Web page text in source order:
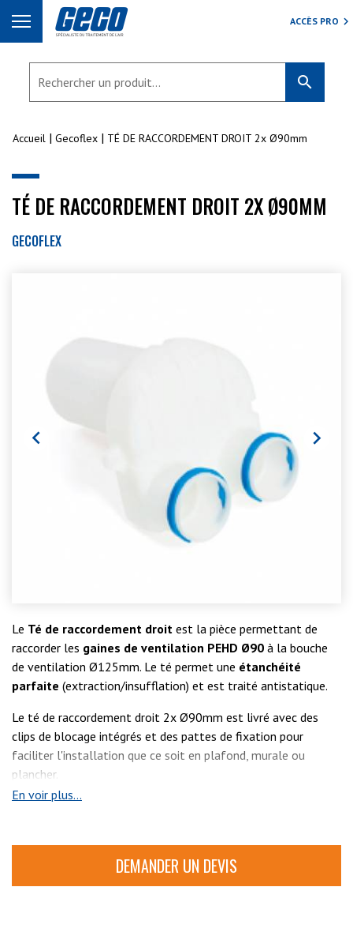
ACCÈS PRO
search
Accueil Gecoflex TÉ DE RACCORDEMENT DROIT 2x Ø90mm
TÉ DE RACCORDEMENT DROIT 2X Ø90MM
GECOFLEX
 
Le Té de raccordement droit est la pièce permettant de
raccorder les gaines de ventilation PEHD Ø90 à la bouche
de ventilation Ø125mm. Le té permet une étanchéité
parfaite (extraction/insufflation) et est traité antistatique.
Le té de raccordement droit 2x Ø90mm est livré avec des
clips de blocage intégrés et des pattes de fixation pour
faciliter l'installation que ce soit en plafond, murale ou
plancher.
En voir plus...
DEMANDER UN DEVIS